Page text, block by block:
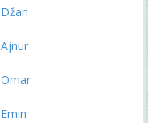
Džan
Ajnur
Omar
Emin